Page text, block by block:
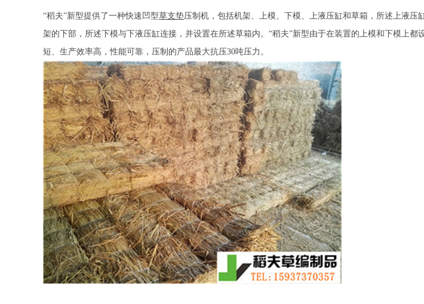
“稻夫”新型提供了一种快速凹型草支垫压制机，包括机架、上模、下模、上液压缸和草箱，所述上液
架的下部，所述下模与下液压缸连接，并设置在所述草箱内。“稻夫”新型由于在装置的上模和下模上都
短、生产效率高，性能可靠，压制的产品最大抗压30吨压力。